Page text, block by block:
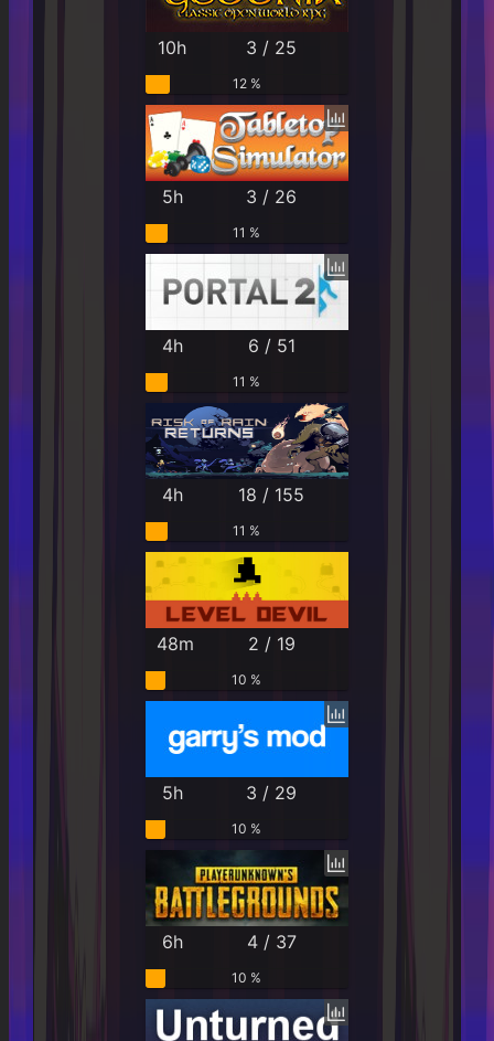
10h 3 / 25
12 %
5h 3 / 26
11 %
4h 6 / 51
11 %
4h 18 / 155
11 %
48m 2 / 19
10 %
5h 3 / 29
10 %
6h 4 / 37
10 %